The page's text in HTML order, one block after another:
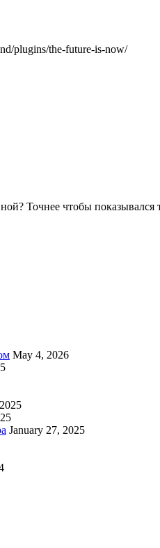
plugins/the-future-is-now/
Точнее чтобы
May 4, 2026
January 27, 2025